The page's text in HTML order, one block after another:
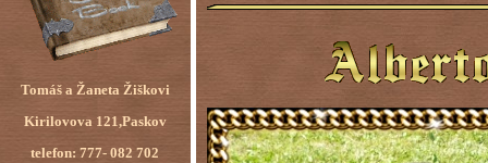
Tomáš a Žaneta Žiškovi
Kirilovova 121,Paskov
telefon: 777- 082 702